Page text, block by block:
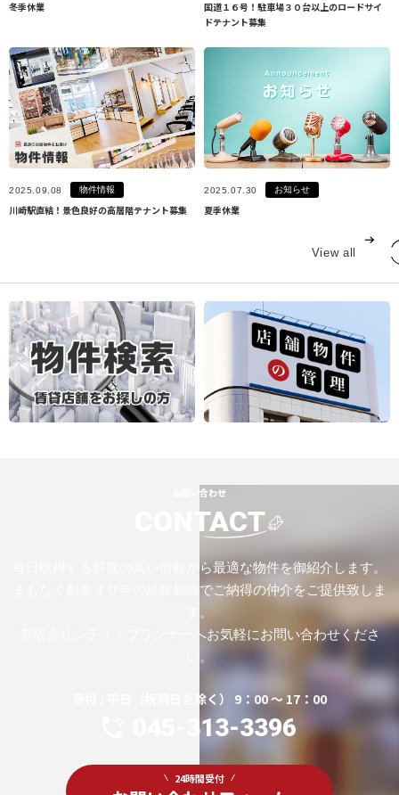
冬季休業
国道１６号！駐車場３０台以上のロードサイ
ドテナント募集
2025.09.08 物件情報
川崎駅直結！景色良好の高層階テナント募集
2025.07.30 お知らせ
夏季休業
View all
お問い合わせ
CONTACT
毎日取得する鮮度の高い情報から最適な物件を御紹介します。
まもなく創業４０年の経験知識でご納得の仲介をご提供致しま
す。
有限会社シティ・プランナーへお気軽にお問い合わせくださ
い。
受付 / 平日（祝祭日を除く） 9：00 ～ 17：00
045-313-3396
24時間受付